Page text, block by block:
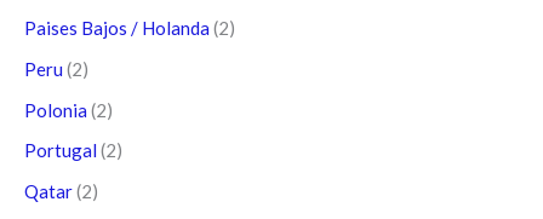
Paises Bajos / Holanda (2)
Peru (2)
Polonia (2)
Portugal (2)
Qatar(2)